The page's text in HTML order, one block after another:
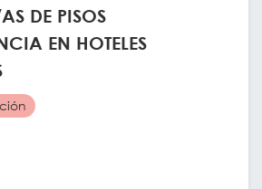
DE PISOS
EN HOTELES